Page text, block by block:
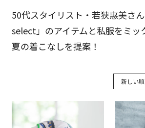
50代スタイリスト・若狭惠美さ
select」のアイテムと私服をミッ
夏の着こなしを提案！
新しい順